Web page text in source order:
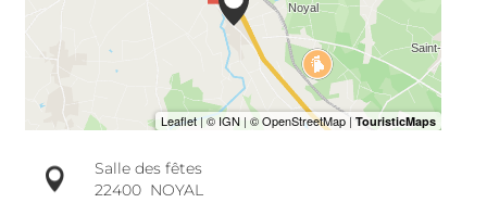
Salle des fêtes
22400 NOYAL